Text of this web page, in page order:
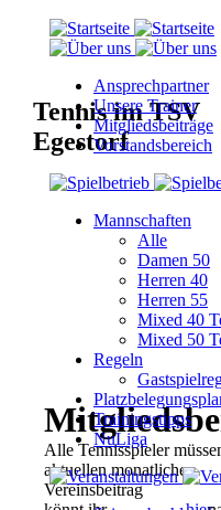
Tennis im TSV
Egestorf
Alle Tennisspieler
aktuellen monatlichen
Vereinsbeitrag
Ansprechpartner
Unsere Trainer
Mitgliedsbeiträge
Vorstandsbereich
Mannschaften
Alle
Damen 50
Herren 40
Herren 55
Mixed 40
Mixed 50
Regeln
Trainingstipps
NuLiga